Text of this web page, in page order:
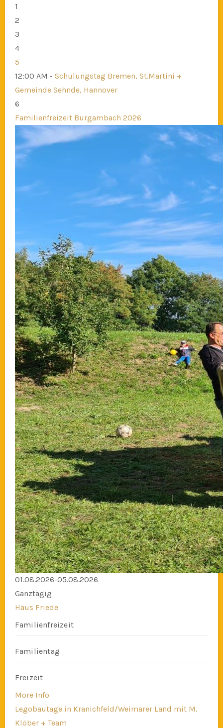
1
2
3
4
5
12:00 AM - Schulungstag Bremen, St.Martini +
Gemeinde Sehnde, Hannover
6
Familienfreizeit Burgambach 2026
01.08.2026-05.08.2026
Ganztägig
Haus Friede
Familienfreizeit
Familientag
Freizeit
More Info
Legobautage in Kranichfeld/Weimarer Land mit M.
Klöber + Team